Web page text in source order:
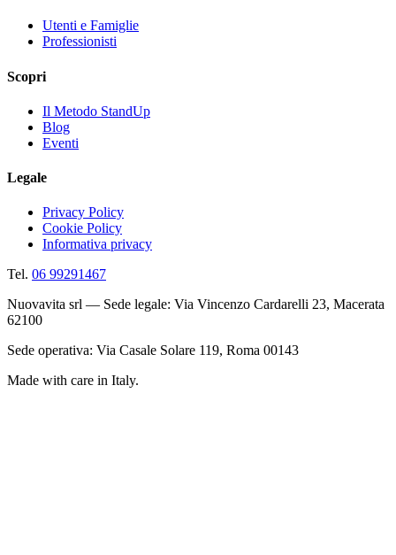
Utenti e Famiglie
Professionisti
Scopri
Il Metodo StandUp
Blog
Eventi
Legale
Privacy Policy
Cookie Policy
Informativa privacy
Tel. 06 99291467
Nuovavita srl — Sede legale: Via Vincenzo Cardarelli 23, Macerata
62100
Sede operativa: Via Casale Solare 119, Roma 00143
Made with care in Italy.